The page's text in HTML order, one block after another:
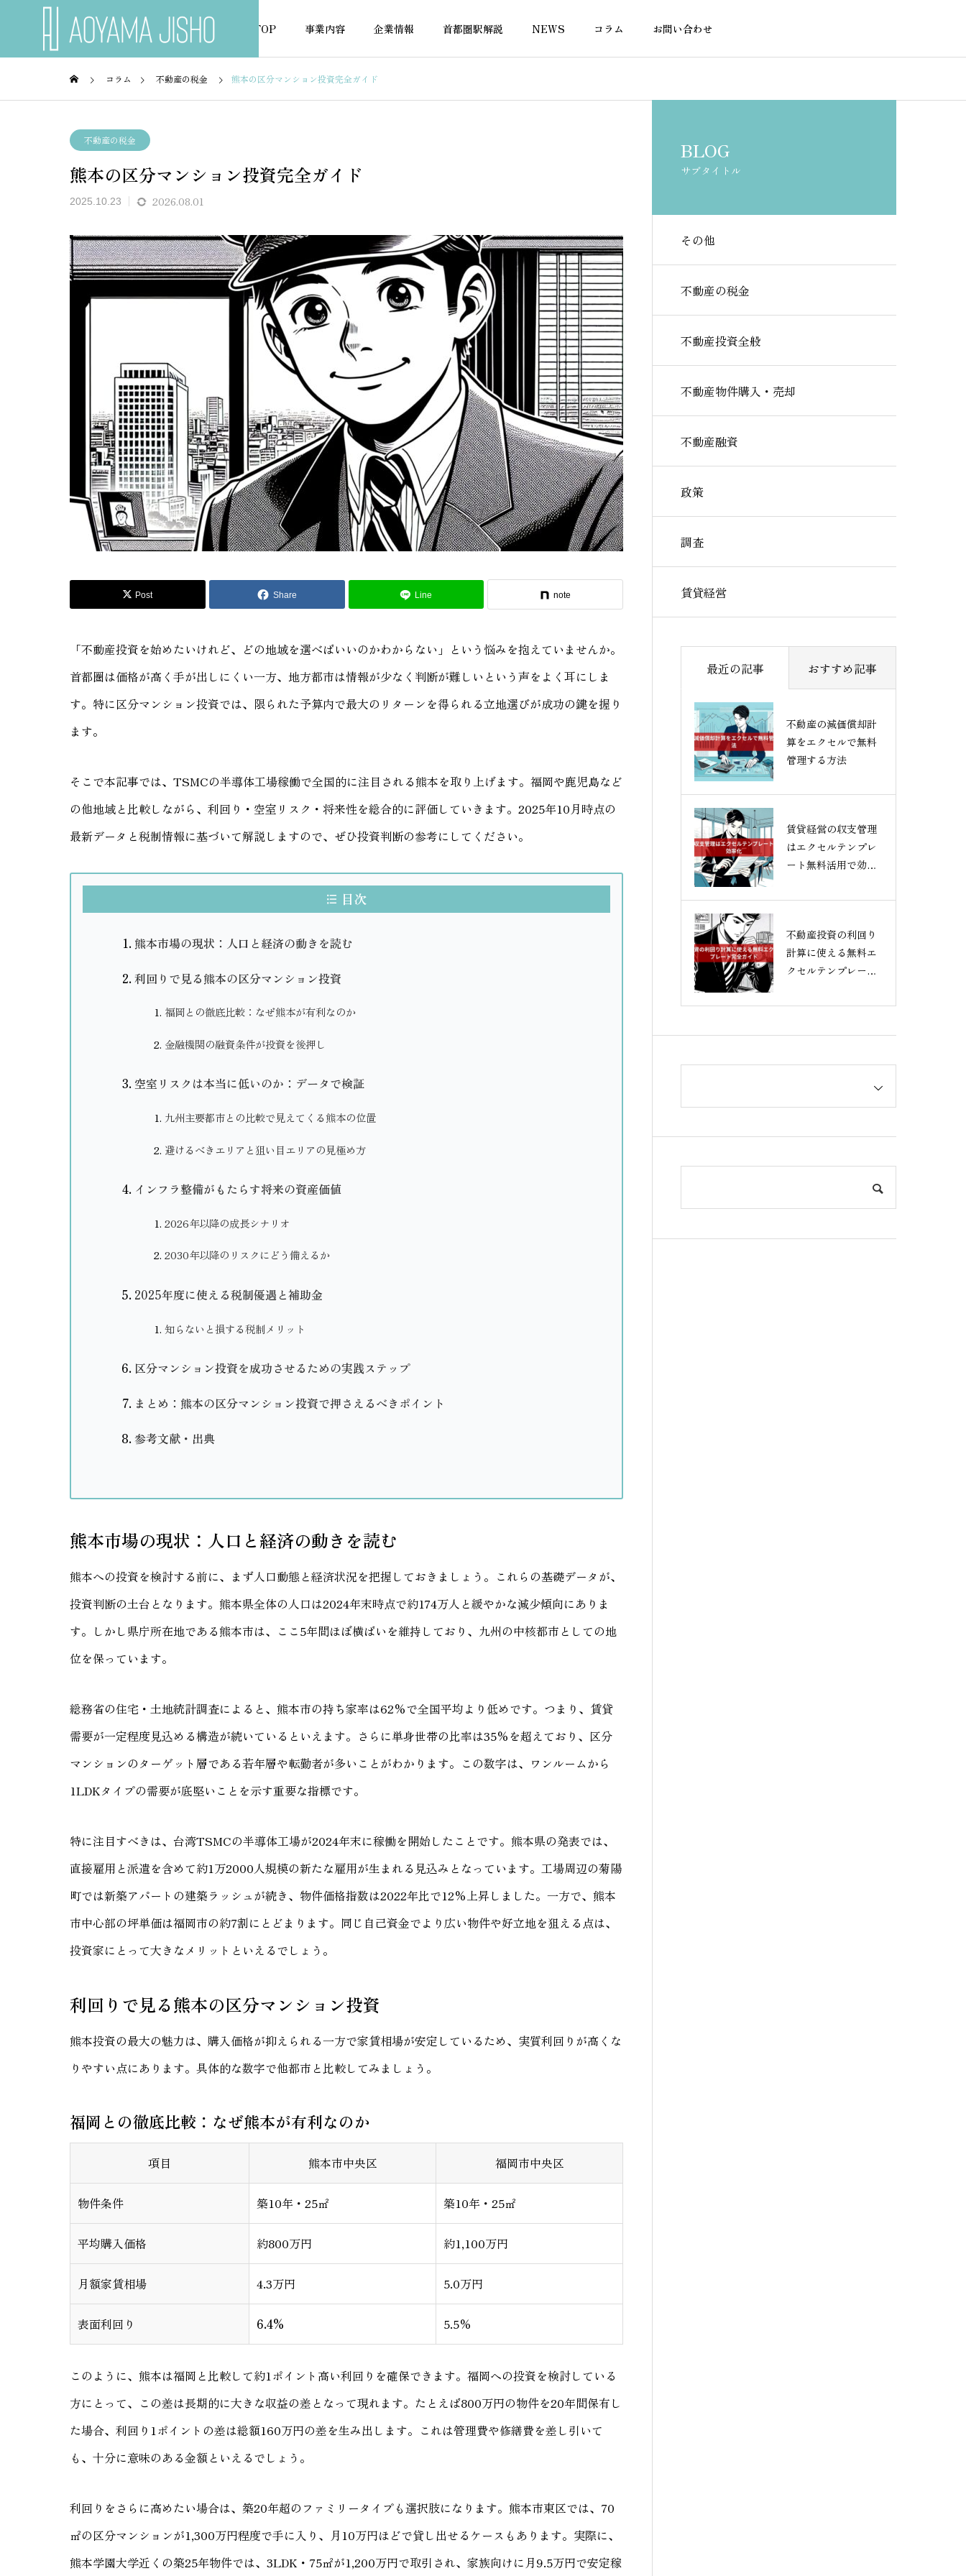
TOP 事業内容 企業情報 首都圏駅解説 NEWS コラム お問い合わせ
NEWS
お知らせ
不動産の減価償却計算をエク
セルで無料管理する方法
賃貸経営の収支管理はエクセ
ルテンプレート無料活用で効
率化
不動産投資の利回り計算に使
える無料エクセルテンプレー
ト完全ガイド
アパート事業計画書をエクセ
方ガイド
不動産投資の
コラム 不動産の税金 熊本の区分マンション投資完全ガイド
不動産の税金
熊本の区分マンション投資完全ガイド
2025.10.23 2026.08.01
Post Share Line note
「不動産投資を始めたいけれど、どの地域を選べばいいのかわからない」という悩みを抱えていませんか。
首都圏は価格が高く手が出しにくい一方、地方都市は情報が少なく判断が難しいという声をよく耳にしま
す。特に区分マンション投資では、限られた予算内で最大のリターンを得られる立地選びが成功の鍵を握り
ます。
そこで本記事では、TSMCの半導体工場稼働で全国的に注目される熊本を取り上げます。福岡や鹿児島など
の他地域と比較しながら、利回り・空室リスク・将来性を総合的に評価していきます。2025年10月時点の
最新データと税制情報に基づいて解説しますので、ぜひ投資判断の参考にしてください。
目次
熊本市場の現状：人口と経済の動きを読む
利回りで見る熊本の区分マンション投資
福岡との徹底比較：なぜ熊本が有利なのか
金融機関の融資条件が投資を後押し
空室リスクは本当に低いのか：データで検証
九州主要都市との比較で見えてくる熊本の位置
避けるべきエリアと狙い目エリアの見極め方
インフラ整備がもたらす将来の資産価値
2026年以降の成長シナリオ
2030年以降のリスクにどう備えるか
2025年度に使える税制優遇と補助金
知らないと損する税制メリット
区分マンション投資を成功させるための実践ステップ
まとめ：熊本の区分マンション投資で押さえるべきポイント
参考文献・出典
熊本市場の現状：人口と経済の動きを読む
熊本への投資を検討する前に、まず人口動態と経済状況を把握しておきましょう。これらの基礎データが、
投資判断の土台となります。熊本県全体の人口は2024年末時点で約174万人と緩やかな減少傾向にありま
す。しかし県庁所在地である熊本市は、ここ5年間ほぼ横ばいを維持しており、九州の中核都市としての地
位を保っています。
総務省の住宅・土地統計調査によると、熊本市の持ち家率は62%で全国平均より低めです。つまり、賃貸
需要が一定程度見込める構造が続いているといえます。さらに単身世帯の比率は35%を超えており、区分
マンションのターゲット層である若年層や転勤者が多いことがわかります。この数字は、ワンルームから
1LDKタイプの需要が底堅いことを示す重要な指標です。
特に注目すべきは、台湾TSMCの半導体工場が2024年末に稼働を開始したことです。熊本県の発表では、
直接雇用と派遣を含めて約1万2000人規模の新たな雇用が生まれる見込みとなっています。工場周辺の菊陽
町では新築アパートの建築ラッシュが続き、物件価格指数は2022年比で12%上昇しました。一方で、熊本
市中心部の坪単価は福岡市の約7割にとどまります。同じ自己資金でより広い物件や好立地を狙える点は、
投資家にとって大きなメリットといえるでしょう。
利回りで見る熊本の区分マンション投資
熊本投資の最大の魅力は、購入価格が抑えられる一方で家賃相場が安定しているため、実質利回りが高くな
りやすい点にあります。具体的な数字で他都市と比較してみましょう。
福岡との徹底比較：なぜ熊本が有利なのか
項目 熊本市中央区 福岡市中央区
物件条件 築10年・25㎡ 築10年・25㎡
平均購入価格 約800万円 約1,100万円
月額家賃相場 4.3万円 5.0万円
表面利回り 6.4% 5.5%
このように、熊本は福岡と比較して約1ポイント高い利回りを確保できます。福岡への投資を検討している
方にとって、この差は長期的に大きな収益の差となって現れます。たとえば800万円の物件を20年間保有し
た場合、利回り1ポイントの差は総額160万円の差を生み出します。これは管理費や修繕費を差し引いて
も、十分に意味のある金額といえるでしょう。
利回りをさらに高めたい場合は、築20年超のファミリータイプも選択肢になります。熊本市東区では、70
㎡の区分マンションが1,300万円程度で手に入り、月10万円ほどで貸し出せるケースもあります。実際に、
熊本学園大学近くの築25年物件では、3LDK・75㎡が1,200万円で取引され、家族向けに月9.5万円で安定稼
BLOG
サブタイトル
その他
不動産の税金
不動産投資全般
不動産物件購入・売却
不動産融資
政策
調査
賃貸経営
最近の記事 おすすめ記事
不動産の減価償却計
算をエクセルで無料
管理する方法
賃貸経営の収支管理
はエクセルテンプレ
ート無料活用で効率
不動産投資の利回り
計算に使える無料エ
クセルテンプレート